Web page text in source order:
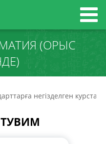
(ОРЫС
негізделген курстар